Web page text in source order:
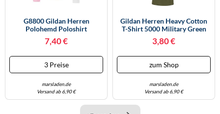
G8800 Gildan Herren
Polohemd Poloshirt
DryBlend® Jersey Polo Sport
Grey (Heather) M
7,40 €
3 Preise
marsladen.de
Versand ab 6,90 €
Gildan Herren Heavy Cotton
T-Shirt 5000 Military Green
XL
3,80 €
zum Shop
marsladen.de
Versand ab 6,90 €